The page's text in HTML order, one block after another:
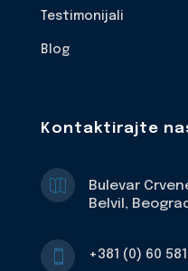
Testimonijali
Blog
Kontaktirajte

Bulevar
Belvil,
 +381 (0) 60